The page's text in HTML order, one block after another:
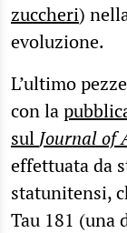
zuccheri)
evoluzione.
L’ultimo
con la
sul Journal of
effettuata da
statunitensi,
Tau 181 (una